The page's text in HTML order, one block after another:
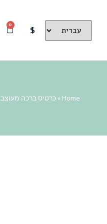
$
0
Home
»כרטיס ברכה מעוצב